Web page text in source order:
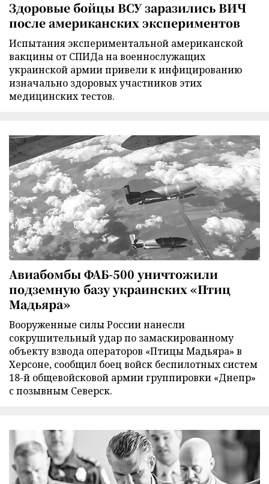
Здоровые бойцы ВСУ заразились ВИЧ
после американских экспериментов
Испытания экспериментальной американской
вакцины от СПИДа на военнослужащих
украинской армии привели к инфицированию
изначально здоровых участников этих
медицинских тестов.
Авиабомбы ФАБ-500 уничтожили
подземную базу украинских «Птиц
Мадьяра»
Вооруженные силы России нанесли
сокрушительный удар по замаскированному
объекту взвода операторов «Птицы Мадьяра» в
Херсоне, сообщил боец войск беспилотных систем
18-й общевойсковой армии группировки «Днепр»
с позывным Северск.